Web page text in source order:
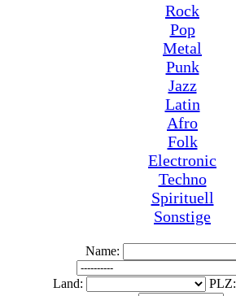
Rock
Pop
Metal
Punk
Jazz
Latin
Afro
Folk
Electronic
Techno
Spirituell
Sonstige
Name:
Land: PLZ: